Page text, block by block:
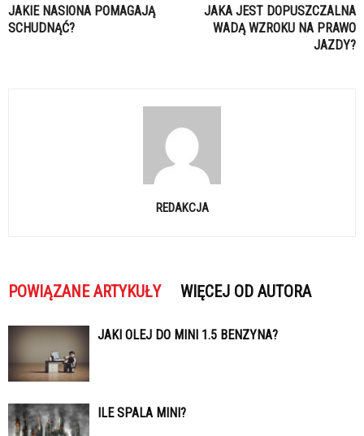
JAKIE NASIONA POMAGAJĄ
SCHUDNĄĆ?
JAKA JEST DOPUSZCZALNA
WADĄ WZROKU NA PRAWO
JAZDY?
REDAKCJA
POWIĄZANE ARTYKUŁY WIĘCEJ OD AUTORA
JAKI OLEJ DO MINI 1.5 BENZYNA?
ILE SPALA MINI?